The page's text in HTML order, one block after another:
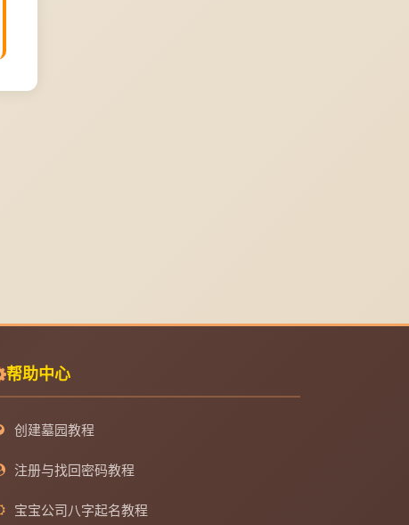
帮助中心
创建墓园教程
注册与找回密码教程
宝宝公司八字起名教程